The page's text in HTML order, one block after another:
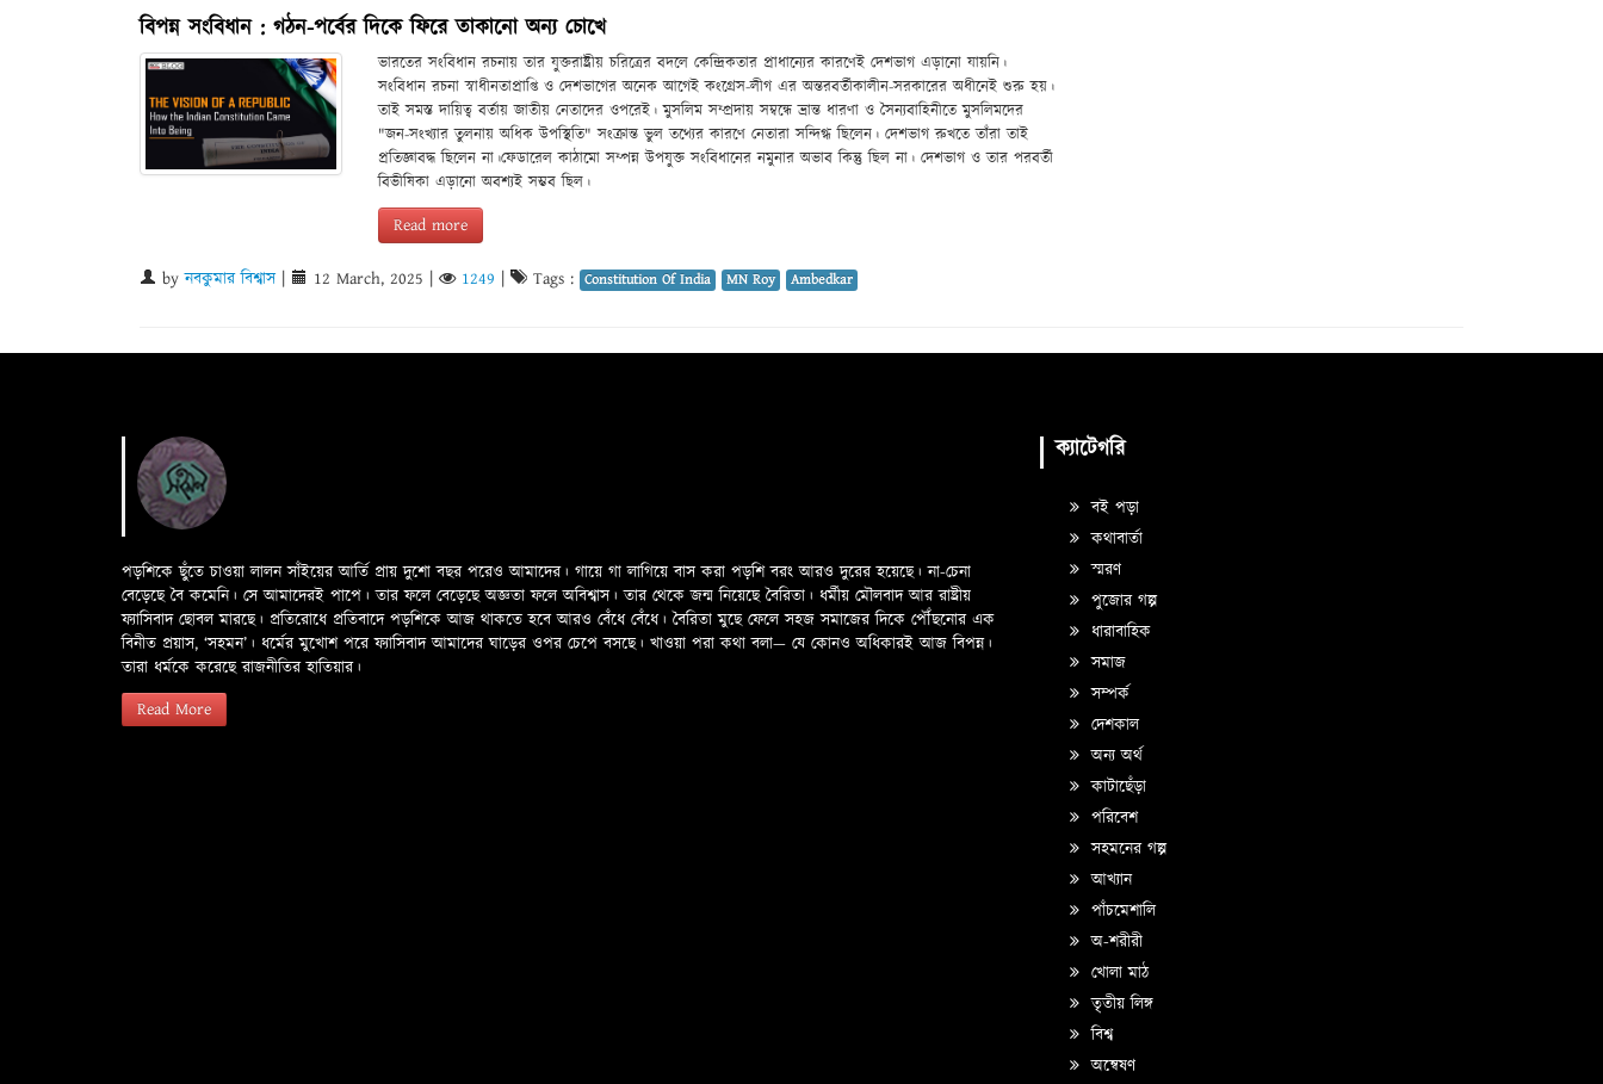
বিপন্ন সংবিধান : গঠন-পর্বের দিকে ফিরে তাকানো অন্য চোখে
ভারতের সংবিধান রচনায় তার যুক্তরাষ্ট্রীয় চরিত্রের বদলে কেন্দ্রিকতার প্রাধান্যের কারণেই দেশভাগ এড়ানো যায়নি।
সংবিধান রচনা স্বাধীনতাপ্রাপ্তি ও দেশভাগের অনেক আগেই কংগ্রেস-লীগ এর অন্তরবর্তীকালীন-সরকারের অধীনেই শুরু হয়।
তাই সমস্ত দায়িত্ব বর্তায় জাতীয় নেতাদের ওপরেই। মুসলিম সম্প্রদায় সম্বন্ধে ভ্রান্ত ধারণা ও সৈন্যবাহিনীতে মুসলিমদের
"জন-সংখ্যার তুলনায় অধিক উপস্থিতি" সংক্রান্ত ভুল তথ্যের কারণে নেতারা সন্দিগ্ধ ছিলেন। দেশভাগ রুখতে তাঁরা তাই
প্রতিজ্ঞাবদ্ধ ছিলেন না।ফেডারেল কাঠামো সম্পন্ন উপযুক্ত সংবিধানের নমুনার অভাব কিন্তু ছিল না। দেশভাগ ও তার পরবর্তী
বিভীষিকা এড়ানো অবশ্যই সম্ভব ছিল।
Read more
byনবকুমার বিশ্বাস| 12 March, 2025 | 1249 | Tags : Constitution Of India MN Roy Ambedkar
পড়শিকে ছুঁতে চাওয়া লালন সাঁইয়ের আর্তি প্রায় দুশো বছর পরেও আমাদের। গায়ে গা লাগিয়ে বাস করা পড়শি বরং আরও দুরের হয়েছে। না-চেনা
বেড়েছে বৈ কমেনি। সে আমাদেরই পাপে। তার ফলে বেড়েছে অজ্ঞতা ফলে অবিশ্বাস। তার থেকে জন্ম নিয়েছে বৈরিতা। ধর্মীয় মৌলবাদ আর রাষ্ট্রীয়
ফ্যাসিবাদ ছোবল মারছে। প্রতিরোধে প্রতিবাদে পড়শিকে আজ থাকতে হবে আরও বেঁধে বেঁধে। বৈরিতা মুছে ফেলে সহজ সমাজের দিকে পৌঁছনোর এক
বিনীত প্রয়াস, ‘সহমন’। ধর্মের মুখোশ পরে ফ্যাসিবাদ আমাদের ঘাড়ের ওপর চেপে বসছে। খাওয়া পরা কথা বলা—­­ যে কোনও অধিকারই আজ বিপন্ন।
তারা ধর্মকে করেছে রাজনীতির হাতিয়ার।
Read More
ক্যাটেগরি
বই পড়া
কথাবার্তা
স্মরণ
পুজোর গল্প
ধারাবাহিক
সমাজ
সম্পর্ক
দেশকাল
অন্য অর্থ
কাটাছেঁড়া
পরিবেশ
সহমনের গল্প
আখ্যান
পাঁচমেশালি
অ-শরীরী
খোলা মাঠ
তৃতীয় লিঙ্গ
বিশ্ব
অন্বেষণ